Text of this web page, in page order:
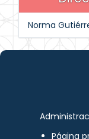
Norma
Página